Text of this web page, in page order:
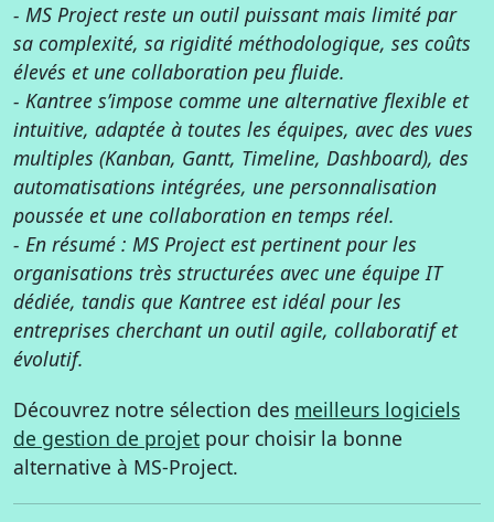
- MS Project reste un outil puissant mais limité par
sa complexité, sa rigidité méthodologique, ses coûts
élevés et une collaboration peu fluide.
- Kantree s’impose comme une alternative flexible et
intuitive, adaptée à toutes les équipes, avec des vues
multiples (Kanban, Gantt, Timeline, Dashboard), des
automatisations intégrées, une personnalisation
poussée et une collaboration en temps réel.
- En résumé : MS Project est pertinent pour les
organisations très structurées avec une équipe IT
dédiée, tandis que Kantree est idéal pour les
entreprises cherchant un outil agile, collaboratif et
évolutif.
Découvrez notre sélection des meilleurs logiciels
de gestion de projet pour choisir la bonne
alternative à MS-Project.